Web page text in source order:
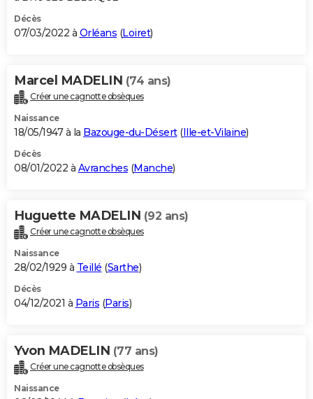
Décès
07/03/2022 à Orléans (Loiret)
Marcel MADELIN (74 ans)
Créer une cagnotte obsèques
Naissance
18/05/1947 à la Bazouge-du-Désert(Ille-et-Vilaine)
Décès
08/01/2022 à Avranches (Manche)
Huguette MADELIN (92 ans)
Créer une cagnotte obsèques
Naissance
28/02/1929 à Teillé (Sarthe)
Décès
04/12/2021 à Paris (Paris)
Yvon MADELIN (77 ans)
Créer une cagnotte obsèques
Naissance